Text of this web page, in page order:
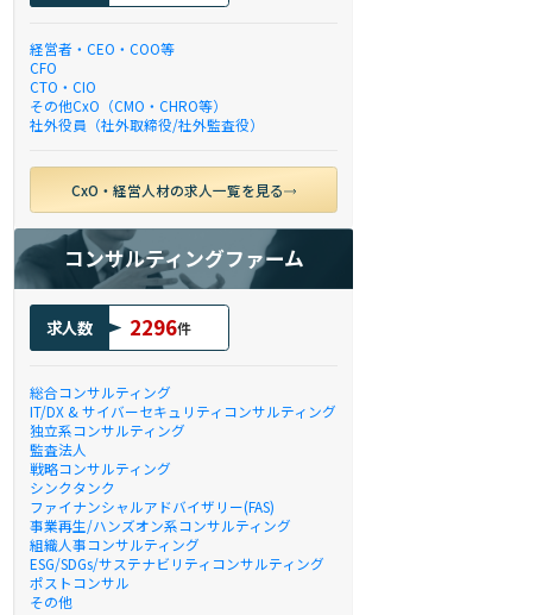
経営者・CEO・COO等
CFO
CTO・CIO
その他CxO（CMO・CHRO等）
社外役員（社外取締役/社外監査役）
CxO・経営人材の求人一覧を見る
コンサルティングファーム
求人数 2296件
総合コンサルティング
IT/DX & サイバーセキュリティコンサルティング
独立系コンサルティング
監査法人
戦略コンサルティング
シンクタンク
ファイナンシャルアドバイザリー(FAS)
事業再生/ハンズオン系コンサルティング
組織人事コンサルティング
ESG/SDGs/サステナビリティコンサルティング
ポストコンサル
その他